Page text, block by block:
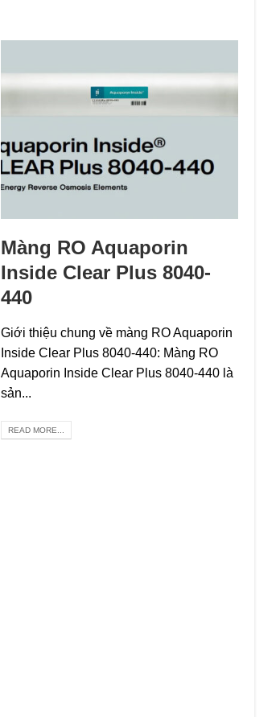
Màng RO Aquaporin
Inside Clear Plus 8040-
440
Giới thiệu chung về màng RO Aquaporin
Inside Clear Plus 8040-440: Màng RO
Aquaporin Inside Clear Plus 8040-440 là
sản...
READ MORE...